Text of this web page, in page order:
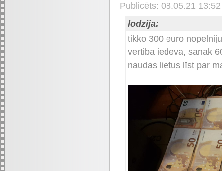
Publicēts: 08.05.21 13:52
lodzija:
tikko 300 euro
vertiba iedeva, sanak
naudas lietus līst par